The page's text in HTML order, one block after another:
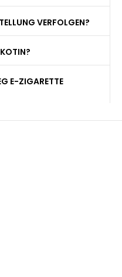
VERFOLGEN?
E-ZIGARETTE